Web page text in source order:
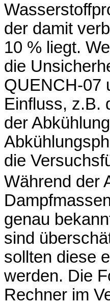
der damit
10 % liegt.
die
QUENCH-07
Einfluss, z.B.
der
die
Während der
genau
sind
sollten diese
werden. Die
Rechner im